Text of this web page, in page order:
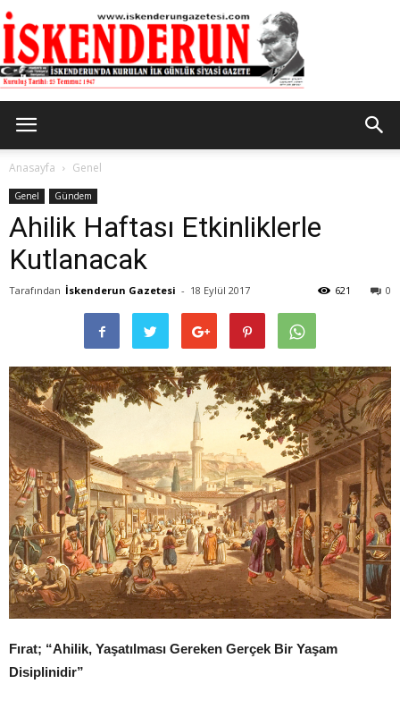
Gazetesi
Anasayfa Genel
Genel Gündem
Ahilik Haftası Etkinliklerle
Kutlanacak
Tarafından İskenderun Gazetesi - 18 Eylül 2017 0
621
Fırat; “Ahilik, Yaşatılması Gereken Gerçek Bir Yaşam
Disiplinidir”